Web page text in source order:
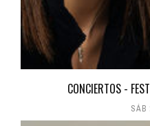
CONCIERTOS -
SÁB